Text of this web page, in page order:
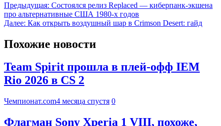
Предыдущая: Состоялся релиз Replaced — киберпанк-экшена
про альтернативные США 1980-х годов
Далее: Как открыть воздушный шар в Crimson Desert: гайд
Похожие новости
Team Spirit прошла в плей-офф IEM
Rio 2026 в CS 2
Чемпионат.com4 месяца спустя 0
Флагман Sony Xperia 1 VIII, похоже,